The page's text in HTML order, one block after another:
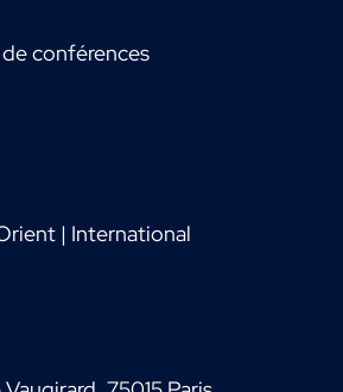
conférences
| International